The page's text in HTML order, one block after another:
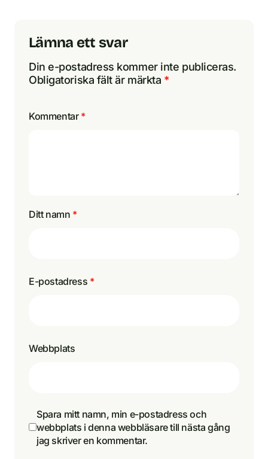
Lämna ett svar
Din e-postadress kommer inte publiceras.
Obligatoriska fält är märkta *
Kommentar *
Ditt namn *
E-postadress *
Webbplats
Spara mitt namn, min e-postadress och
webbplats i denna webbläsare till nästa gång
jag skriver en kommentar.